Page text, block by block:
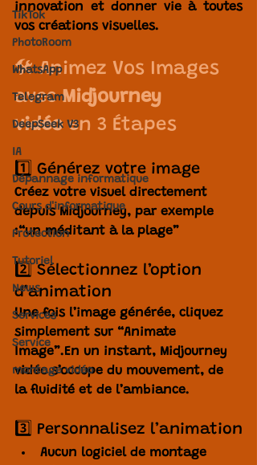
TikTok
PhotoRoom
WhatsApp
Telegram
DeepSeek V3
IA
Dépannage informatique
Cours d'informatique
Protection
Tutoriel
News
Services
Service
montage vidéo
innovation et donner vie à toutes
vos créations visuelles.
🛠️ Animez Vos Images
avec Midjourney
vidéo en 3 Étapes
1️⃣ Générez votre image
Créez votre visuel directement
depuis Midjourney, par exemple
:“un méditant à la plage”
2️⃣ Sélectionnez l’option
d’animation
Une fois l’image générée, cliquez
simplement sur “Animate
Image”.En un instant, Midjourney
vidéo s’occupe du mouvement, de
la fluidité et de l’ambiance.
3️⃣ Personnalisez l’animation
Aucun logiciel de montage